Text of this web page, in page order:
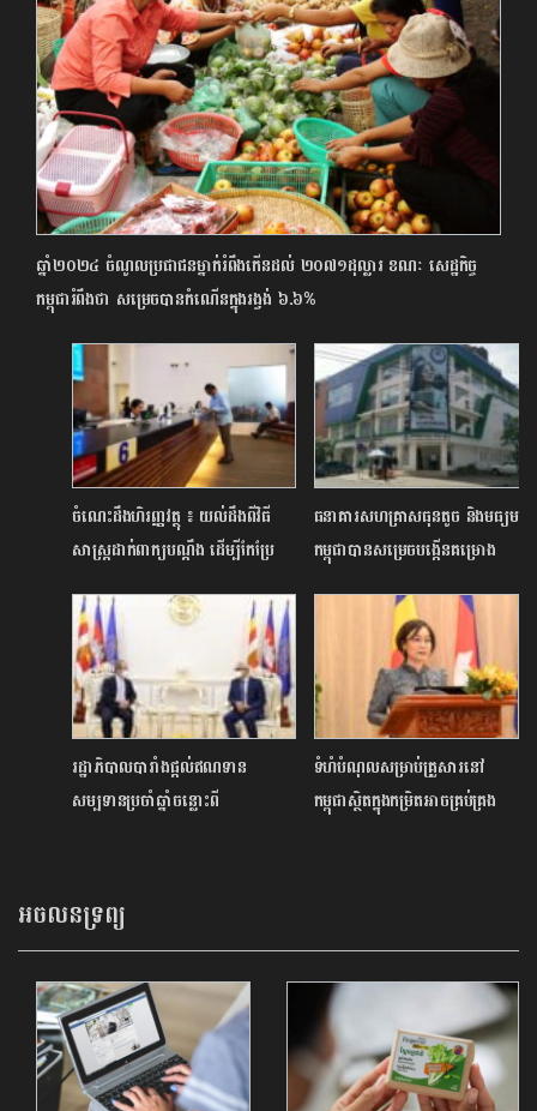
ឆ្នាំ២០២៤ ចំណូលប្រជាជនម្នាក់រំពឹងកើនដល់ ២០៧១ដុល្លារ ខណៈ សេដ្ឋកិច្ច
កម្ពុជារំពឹងថា សម្រេចបានកំណើនក្នុងរង្វង់ ៦.៦%
ចំណេះដឹងហិរញ្ញវត្ថុ ៖ យល់ដឹងពីវិធី
សាស្ត្រដាក់ពាក្យបណ្ដឹង ដើម្បីកែប្រែ
ធនាគារសហគ្រាសធុនតូច និងមធ្យម
កម្ពុជាបានសម្រេចបង្កើនគម្រោង
រដ្ឋាភិបាលបារាំងផ្តល់ឥណទាន
សម្បទានប្រចាំឆ្នាំចន្លោះពី
ទំហំបំណុលសម្រាប់គ្រួសារនៅ
កម្ពុជាស្ថិតក្នុងកម្រិតអាចគ្រប់គ្រង
អចលនទ្រព្យ